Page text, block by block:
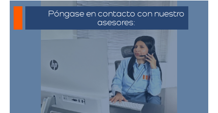
Póngase en contacto con nuestro
asesores:
Para iniciar el proceso de solicitud de
cotización, puede comunicarse a través
de whatsapp haciendo click en cotizar.​